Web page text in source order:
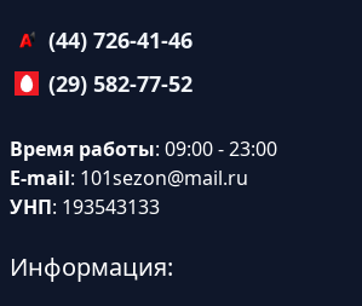
(44) 726-41-46
(29) 582-77-52
Время работы: 09:00 - 23:00
E-mail: 101sezon@mail.ru
УНП: 193543133
Информация: